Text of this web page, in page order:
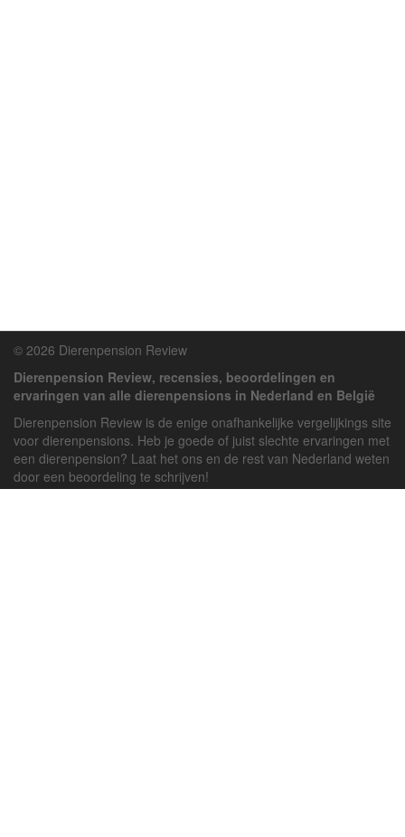
© 2026 Dierenpension Review
Dierenpension Review, recensies, beoordelingen en
ervaringen van alle dierenpensions in Nederland en België
Dierenpension Review is de enige onafhankelijke vergelijkings site
voor dierenpensions. Heb je goede of juist slechte ervaringen met
een dierenpension? Laat het ons en de rest van Nederland weten
door een beoordeling te schrijven!